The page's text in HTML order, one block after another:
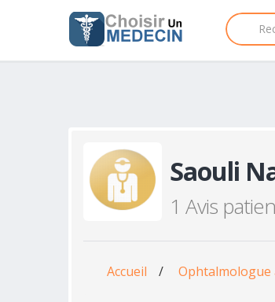
Saouli
1 Avis
Accueil / Ophtalmologue